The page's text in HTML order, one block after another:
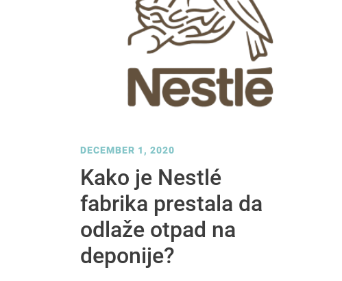
DECEMBER 1, 2020
Kako je Nestlé
fabrika prestala da
odlaže otpad na
deponije?